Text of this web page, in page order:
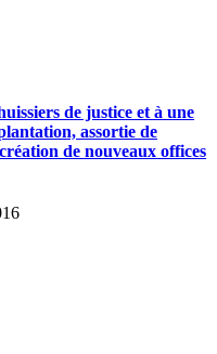
de justice et à une
assortie de
de nouveaux offices